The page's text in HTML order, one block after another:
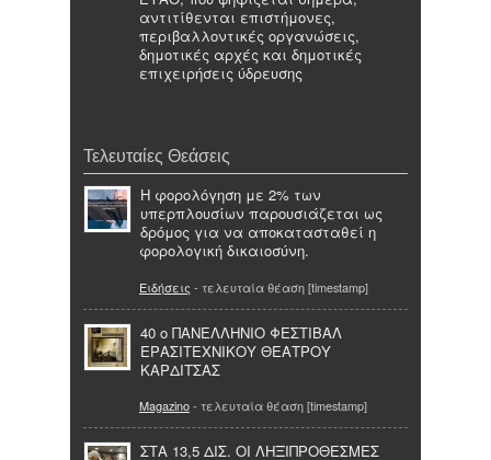
αντιτίθενται επιστήμονες,
περιβαλλοντικές οργανώσεις,
δημοτικές αρχές και δημοτικές
επιχειρήσεις ύδρευσης
Τελευταίες Θεάσεις
Η φορολόγηση με 2% των
υπερπλουσίων παρουσιάζεται ως
δρόμος για να αποκατασταθεί η
φορολογική δικαιοσύνη.
Ειδήσεις - τελευταία θέαση [timestamp]
40 ο ΠΑΝΕΛΛΗΝΙΟ ΦΕΣΤΙΒΑΛ
ΕΡΑΣΙΤΕΧΝΙΚΟΥ ΘΕΑΤΡΟΥ
ΚΑΡΔΙΤΣΑΣ
Magazino- τελευταία θέαση [timestamp]
ΣΤΑ 13,5 ΔΙΣ. ΟΙ ΛΗΞΙΠΡΟΘΕΣΜΕΣ